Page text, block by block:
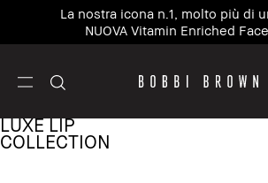
La nostra icona n.1, molto più di
NUOVA Vitamin Enriched
LUXE LIP
COLLECTION